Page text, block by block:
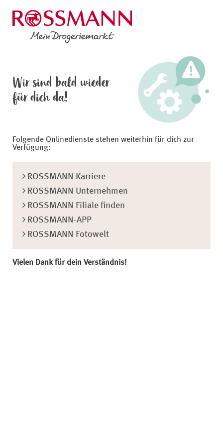
Wir sind bald wieder
für dich da!
Folgende Onlinedienste stehen weiterhin für dich zur
Verfügung:
ROSSMANN Karriere
ROSSMANN Unternehmen
ROSSMANN Filiale finden
ROSSMANN-APP
ROSSMANN Fotowelt
Vielen Dank für dein Verständnis!